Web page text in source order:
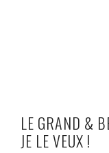
LE GRAND &
JE LE VEUX !